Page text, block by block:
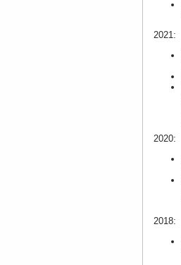
2021:
2020:
2018: